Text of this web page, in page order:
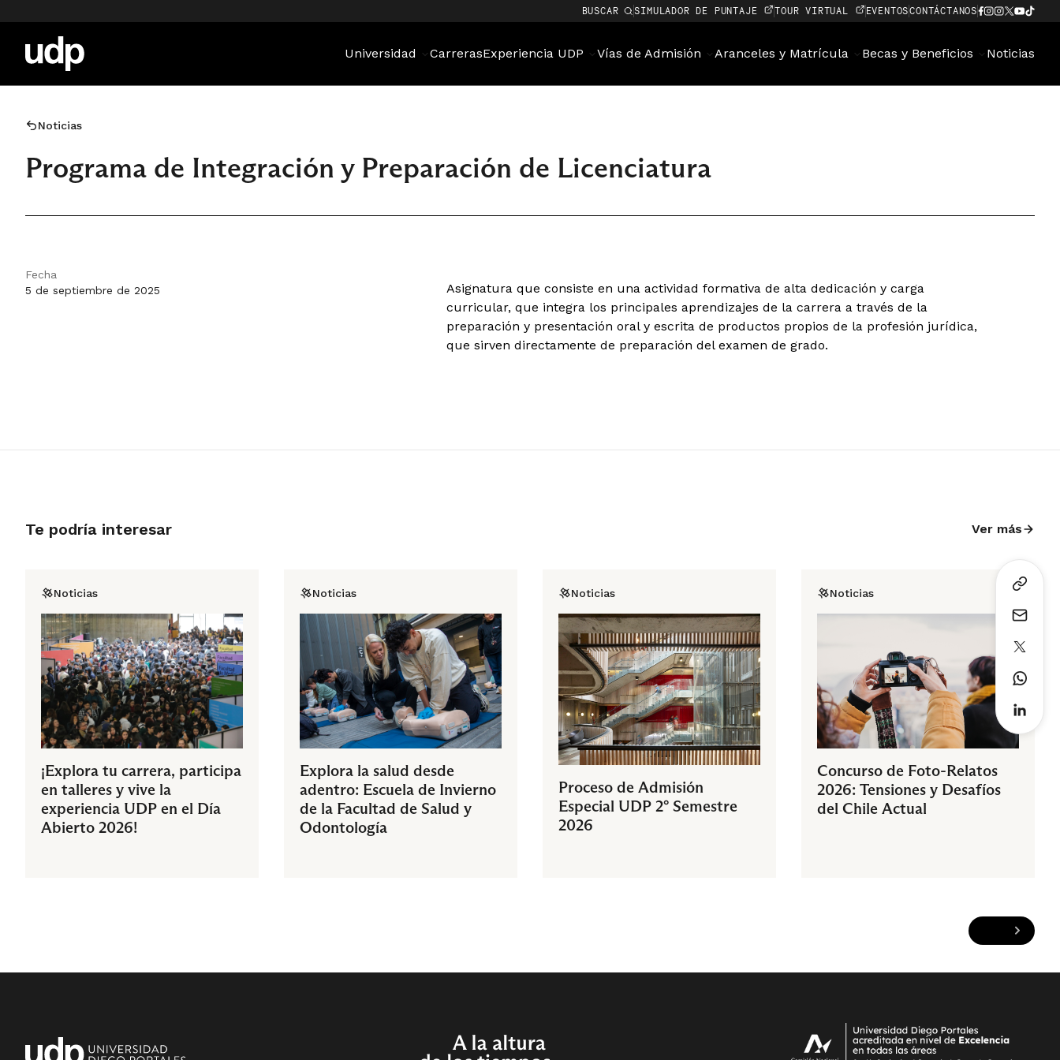
BUSCAR SIMULADOR DE PUNTAJE TOUR VIRTUAL EVENTOSCONTÁCTANOS
Universidad CarrerasExperiencia UDP Vías de Admisión Aranceles y Matrícula Becas y Beneficios Noticias
Noticias
Programa de Integración y Preparación de Licenciatura
Fecha
5 de septiembre de 2025
Asignatura que consiste en una actividad formativa de alta dedicación y carga
curricular, que integra los principales aprendizajes de la carrera a través de la
preparación y presentación oral y escrita de productos propios de la profesión jurídica,
que sirven directamente de preparación del examen de grado.
Te podría interesar Ver más
Noticias
¡Explora tu carrera, participa
en talleres y vive la
experiencia UDP en el Día
Abierto 2026!
Noticias
Explora la salud desde
adentro: Escuela de Invierno
de la Facultad de Salud y
Odontología
Noticias
Proceso de Admisión
Especial UDP 2° Semestre
2026
Noticias
Concurso de Foto-Relatos
2026: Tensiones y Desafíos
del Chile Actual